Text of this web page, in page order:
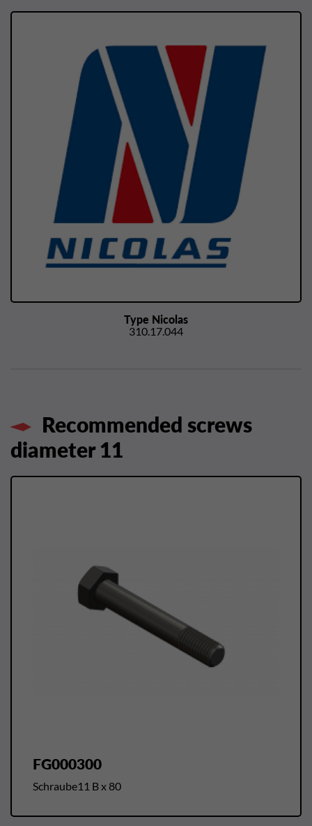
Type Nicolas
310.17.044
Recommended screws
diameter 11
FG000300
Schraube11 B x 80